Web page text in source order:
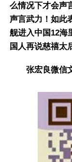
么情况下才会声
声言武力！如此
舰进入中国12海
国人再说慈禧太
张宏良微信